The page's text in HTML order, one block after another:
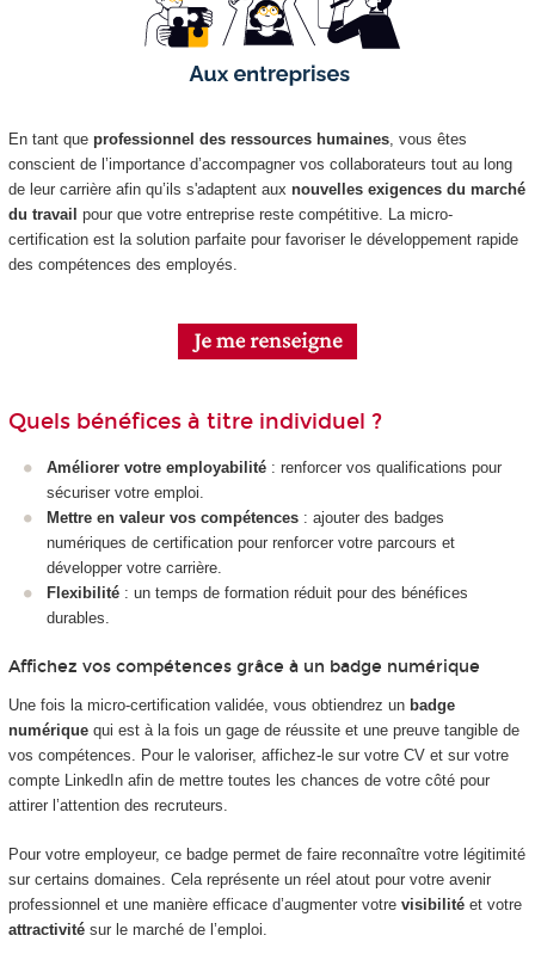
En tant que professionnel des ressources humaines, vous êtes
conscient de l’importance d’accompagner vos collaborateurs tout au long
de leur carrière afin qu’ils s'adaptent aux nouvelles exigences du marché
du travail pour que votre entreprise reste compétitive. La micro-
certification est la solution parfaite pour favoriser le développement rapide
des compétences des employés.
Quels bénéfices à titre individuel ?
Améliorer votre employabilité : renforcer vos qualifications pour
sécuriser votre emploi.
Mettre en valeur vos compétences : ajouter des badges
numériques de certification pour renforcer votre parcours et
développer votre carrière.
Flexibilité : un temps de formation réduit pour des bénéfices
durables.
Affichez vos compétences grâce à un badge numérique
Une fois la micro-certification validée, vous obtiendrez un badge
numériquequi est à la fois un gage de réussite et une preuve tangible de
vos compétences. Pour le valoriser, affichez-le sur votre CV et sur votre
compte LinkedIn afin de mettre toutes les chances de votre côté pour
attirer l’attention des recruteurs.
Pour votre employeur, ce badge permet de faire reconnaître votre légitimité
sur certains domaines. Cela représente un réel atout pour votre avenir
professionnel et une manière efficace d’augmenter votre visibilitéet votre
attractivitésur le marché de l’emploi.